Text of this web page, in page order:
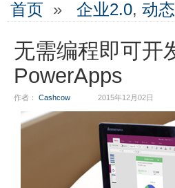
首页 » 企业2.0, 动态
无需编程即可开
PowerApps
作者： Cashcow 2015年12月02日